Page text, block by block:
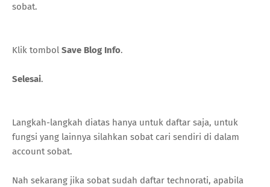
sobat.
Klik tombol Save Blog Info.
Selesai.
Langkah-langkah diatas hanya untuk daftar saja, untuk
fungsi yang lainnya silahkan sobat cari sendiri di dalam
account sobat.
Nah sekarang jika sobat sudah daftar technorati, apabila